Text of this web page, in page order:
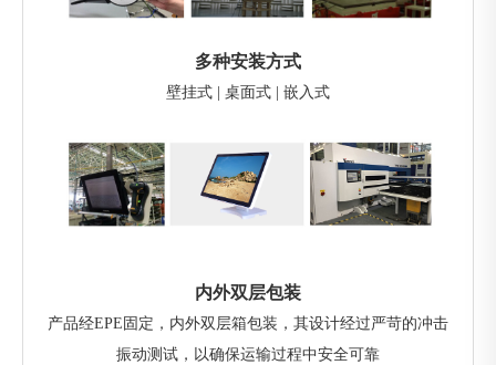
多种安装方式
壁挂式 | 桌面式 | 嵌入式
内外双层包装
产品经EPE固定，内外双层箱包装，其设计经过严苛的冲击
振动测试，以确保运输过程中安全可靠